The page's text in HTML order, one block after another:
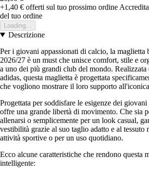
+1,40 € offerti sul tuo prossimo ordine
del tuo ordine
Loading...
Descrizione
Per i giovani appassionati di calcio, la maglietta
2026/27 è un must che unisce comfort, stile e
a uno dei più grandi club del mondo. Realizzata
adidas, questa maglietta è progettata
che vogliono mostrare il loro supporto
Progettata per soddisfare le esigenze dei
offre una grande libertà di movimento. Che sia
allenarsi o semplicemente per un look casual,
vestibilità grazie al suo taglio adatto e al tessuto
attività sportive o per un uso quotidiano.
Ecco alcune caratteristiche che rendono questa
intelligente: